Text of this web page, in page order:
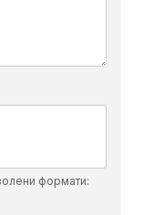
формати: